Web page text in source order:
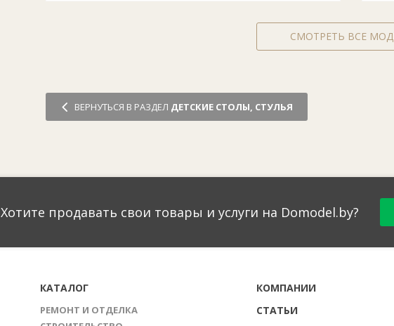
СМОТРЕТЬ ВСЕ
ВЕРНУТЬСЯ В РАЗДЕЛ ДЕТСКИЕ СТОЛЫ, СТУЛЬЯ
Хотите продавать свои товары и услуги на Domodel.by?
КАТАЛОГ
РЕМОНТ И ОТДЕЛКА
КОМПАНИИ
СТАТЬИ